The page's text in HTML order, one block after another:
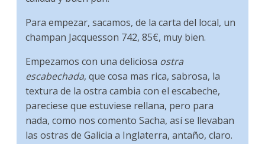
Para empezar, sacamos, de la carta del local, un
champan Jacquesson 742, 85€, muy bien.
Empezamos con una deliciosa ostra
escabechada, que cosa mas rica, sabrosa, la
textura de la ostra cambia con el escabeche,
pareciese que estuviese rellana, pero para
nada, como nos comento Sacha, así se llevaban
las ostras de Galicia a Inglaterra, antaño, claro.